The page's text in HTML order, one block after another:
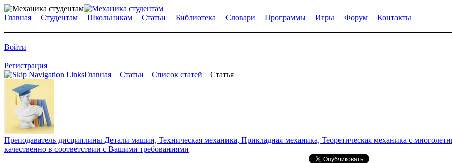
Главная Студентам Школьникам Статьи Библиотека Словари Программы Игры Форум Контакты
Войти
Регистрация
Главная
Статьи Список статей Статья
Преподаватель дисциплины Детали машин, Техническая механика, Прикладная механика, Теоретическая механика с
качественно в соответствии с Вашими требованиями